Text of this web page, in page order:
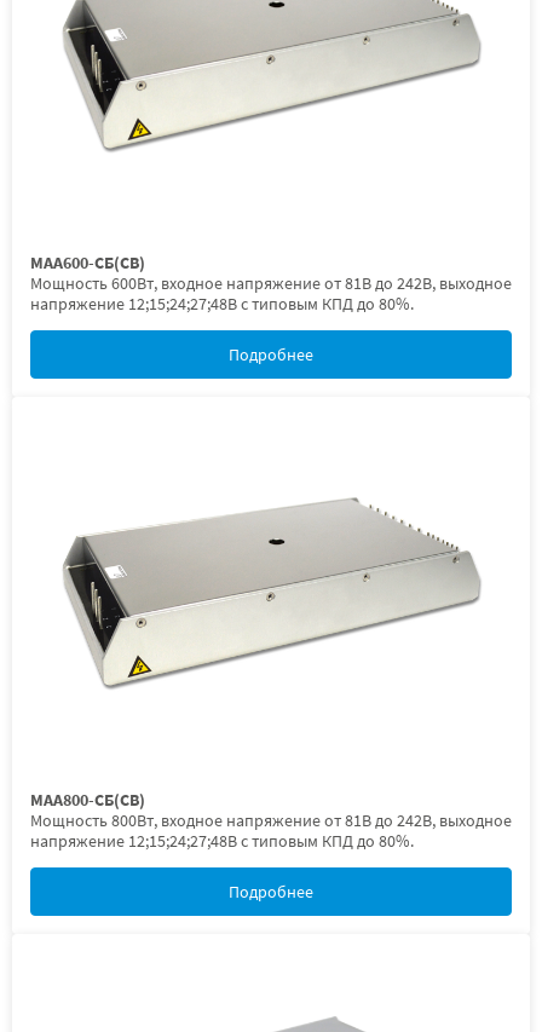
МАА600-СБ(СВ)
Мощность 600Вт, входное напряжение от 81В до 242В, выходное
напряжение 12;15;24;27;48В с типовым КПД до 80%.
Подробнее
МАА800-СБ(СВ)
Мощность 800Вт, входное напряжение от 81В до 242В, выходное
напряжение 12;15;24;27;48В с типовым КПД до 80%.
Подробнее